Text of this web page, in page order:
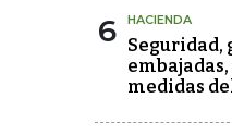
6 HACIENDA
Seguridad,
medidas